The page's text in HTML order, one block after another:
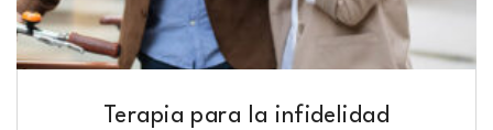
Terapia para la infidelidad